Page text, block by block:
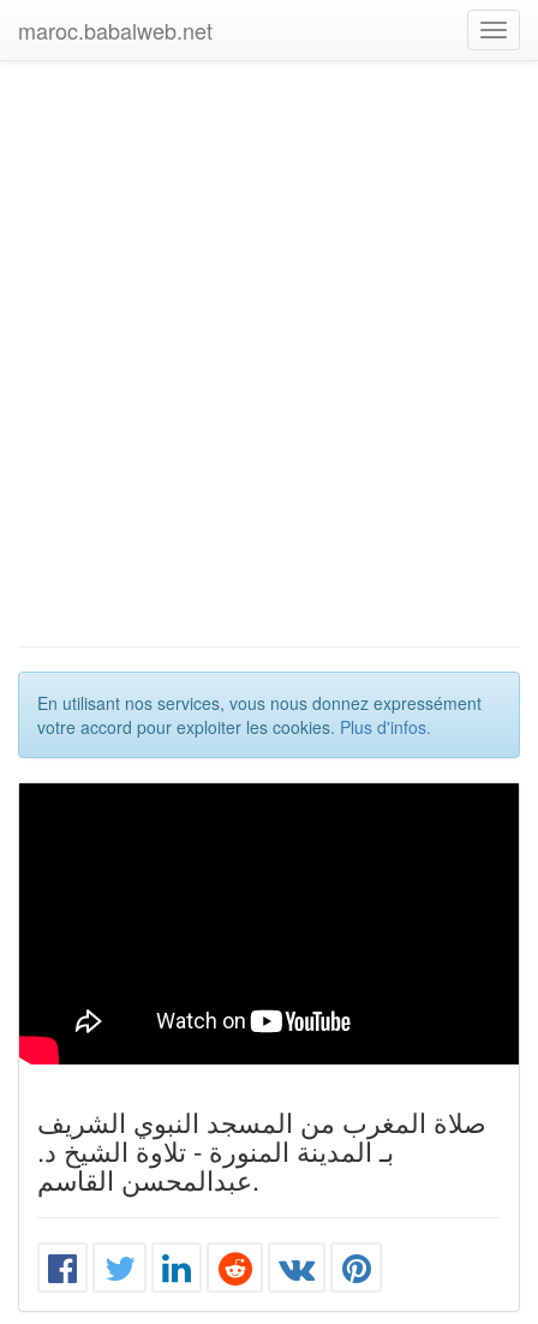
maroc.babalweb.net
En utilisant nos services, vous nous donnez expressément
votre accord pour exploiter les cookies. Plus d'infos.
صلاة المغرب من المسجد النبوي الشريف
بـ المدينة المنورة - تلاوة الشيخ د.
عبدالمحسن القاسم.